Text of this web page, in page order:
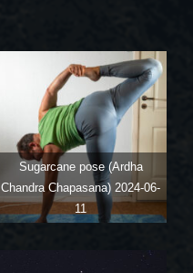
Sugarcane pose (Ardha
Chandra Chapasana)2024-06-
11